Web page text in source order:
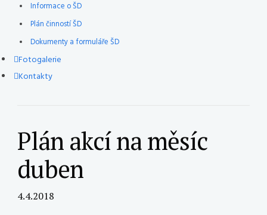
Informace o ŠD
Plán činností ŠD
Dokumenty a formuláře ŠD
Fotogalerie
Kontakty
Plán akcí na měsíc
duben
4.4.2018